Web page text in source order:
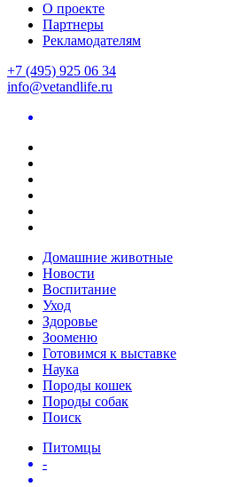
О проекте
Партнеры
Рекламодателям
+7 (495) 925 06 34
info@vetandlife.ru
Домашние животные
Новости
Воспитание
Уход
Здоровье
Зооменю
Готовимся к выставке
Наука
Породы кошек
Породы собак
Поиск
Питомцы
-